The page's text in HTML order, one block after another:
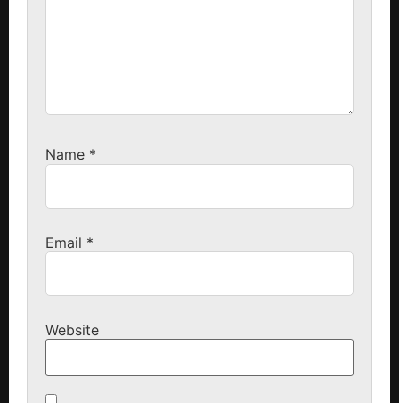
Name *
Email *
Website